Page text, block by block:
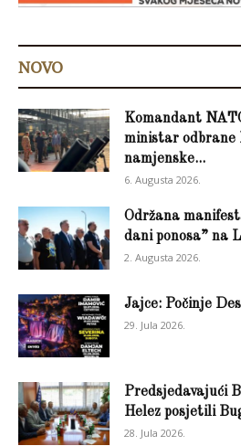
NOVO
Komandant
ministar odbrane
namjenske...
6. Augusta 2026.
Održana
dani ponosa” na
2. Augusta 2026.
Jajce: Počinje
29. Jula 2026.
Predsjedavajući
Helez posjetili
28. Jula 2026.